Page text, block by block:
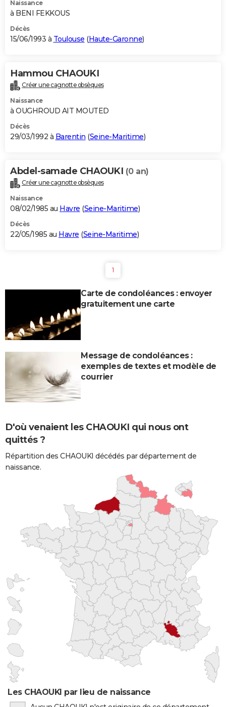
Naissance
à BENI FEKKOUS
Décès
15/06/1993 à Toulouse (Haute-Garonne)
Hammou CHAOUKI
Créer une cagnotte obsèques
Naissance
à OUGHROUD AIT MOUTED
Décès
29/03/1992 à Barentin (Seine-Maritime)
Abdel-samade CHAOUKI (0 an)
Créer une cagnotte obsèques
Naissance
08/02/1985 au Havre (Seine-Maritime)
Décès
22/05/1985 au Havre (Seine-Maritime)
1
Carte de condoléances : envoyer
gratuitement une carte
Message de condoléances :
exemples de textes et modèle de
courrier
D'où venaient les CHAOUKI qui nous ont
quittés ?
Répartition des CHAOUKI décédés par département de
naissance.
Les CHAOUKI par lieu de naissance